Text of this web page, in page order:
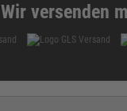
Wir versenden